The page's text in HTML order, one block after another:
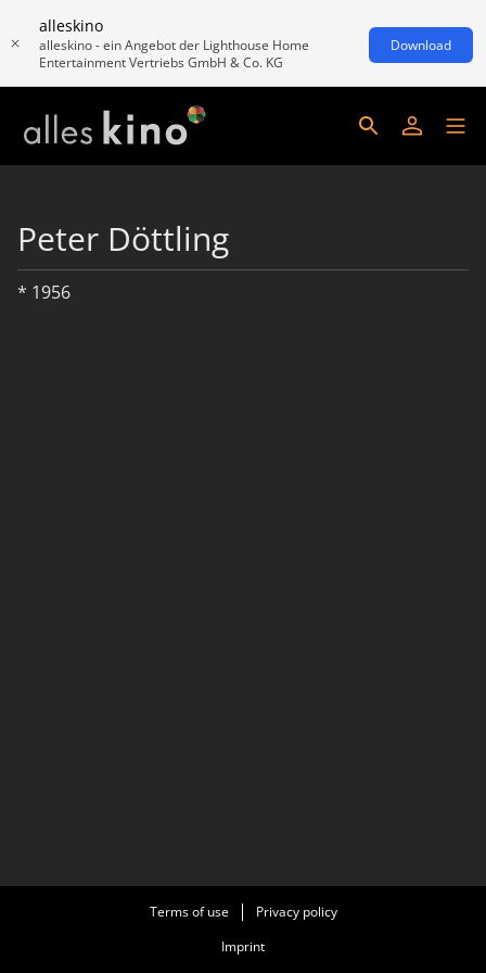
alleskino
alleskino - ein Angebot der Lighthouse Home
Entertainment Vertriebs GmbH & Co. KG
Download
Peter Döttling
* 1956
Terms of use
Privacy policy
Imprint